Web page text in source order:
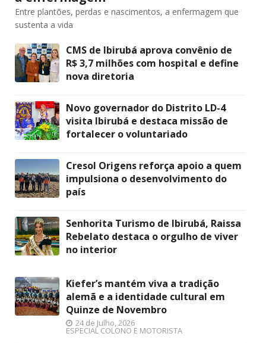
Entre plantões, perdas e nascimentos, a enfermagem que
sustenta a vida
CMS de Ibirubá aprova convênio de
R$ 3,7 milhões com hospital e define
nova diretoria
Novo governador do Distrito LD-4
visita Ibirubá e destaca missão de
fortalecer o voluntariado
Cresol Origens reforça apoio a quem
impulsiona o desenvolvimento do
país
Senhorita Turismo de Ibirubá, Raissa
Rebelato destaca o orgulho de viver
no interior
Kiefer’s mantém viva a tradição
alemã e a identidade cultural em
Quinze de Novembro
24 de Julho, 2026
ESPECIAL COLONO E MOTORISTA